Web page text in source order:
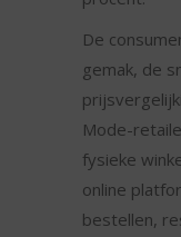
De
gemak, de
Mode-
fysieke
online
bestellen,